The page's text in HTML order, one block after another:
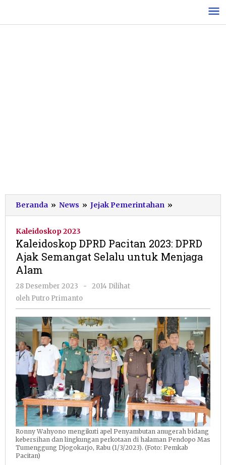
konten
Beranda » News » Jejak Pemerintahan »
DPRD
DPRD
Ajak
Alam
Kaleidoskop 2023
Kaleidoskop DPRD Pacitan 2023: DPRD
Ajak Semangat Selalu untuk Menjaga
Alam
28 Desember 2023
oleh
-
2014 Dilihat
oleh Putro Primanto
Ronny Wahyono mengikuti apel Penyambutan anugerah bidang
kebersihan dan lingkungan perkotaan di halaman Pendopo Mas
Tumenggung Djogokarjo, Rabu (1/3/2023). (Foto: Pemkab
Pacitan)